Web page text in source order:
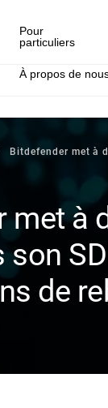
Pour
particuliers
À propos de
Bitdefender met à
met à
de